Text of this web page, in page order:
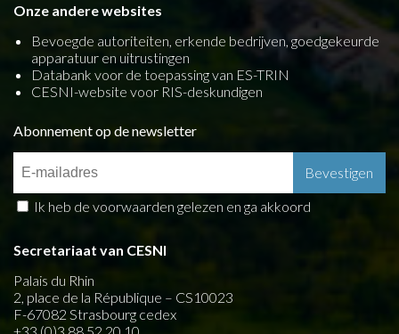
Onze andere websites
Bevoegde autoriteiten, erkende bedrijven, goedgekeurde
apparatuur en uitrustingen
Databank voor de toepassing van ES-TRIN
CESNI-website voor RIS-deskundigen
Abonnement op de newsletter
Ik heb de voorwaarden gelezen en ga akkoord
Secretariaat van CESNI
Palais du Rhin
2, place de la République – CS10023
F-67082 Strasbourg cedex
+33 (0)3 88 52 20 10